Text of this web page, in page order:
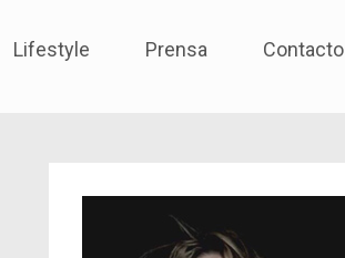
Lifestyle Prensa Contacto